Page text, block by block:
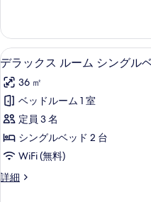
写
真
を
表
示
す
る
ッ
ド
ル
ー
ム
の
す
べ
て
イ
ー
ト
ベ
ッ
ル
ー
ム
の
詳
デ
ラ
ッ
ク
ス
ル
ー
ム
5
デラックス ルーム シングル
36 ㎡
ベッドルーム 1 室
定員 3 名
シングルベッド 2 台
WiFi (無料)
詳細
デ